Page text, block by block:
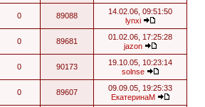
0 89088
14.02.06, 09:51:50
lynxi
0 89681
01.02.06, 17:25:28
jazon
0 90173
19.10.05, 10:23:14
solnse
0 89607
09.09.05, 19:25:33
ЕкатеринаМ